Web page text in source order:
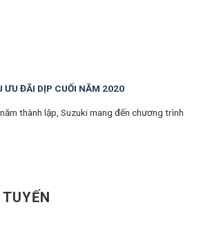
ƯU ĐÃI DỊP CUỐI NĂM 2020
thành lập, Suzuki mang đến chương trình